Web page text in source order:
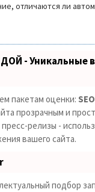
отличаются ли
- Уникальные
пакетам оценки:
прозрачным и
релизы -
вашего сайта.
подбор